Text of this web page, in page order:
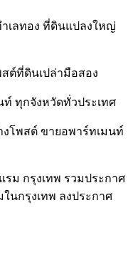
เลทอง ที่ดินแปลงใหญ่
สต์ที่ดินเปล่ามือสอง
ท์ ทุกจังหวัดทั่วประเทศ
โพสต์ ขายอพาร์ทเมนท์
รม กรุงเทพ รวมประกาศ
นกรุงเทพ ลงประกาศ